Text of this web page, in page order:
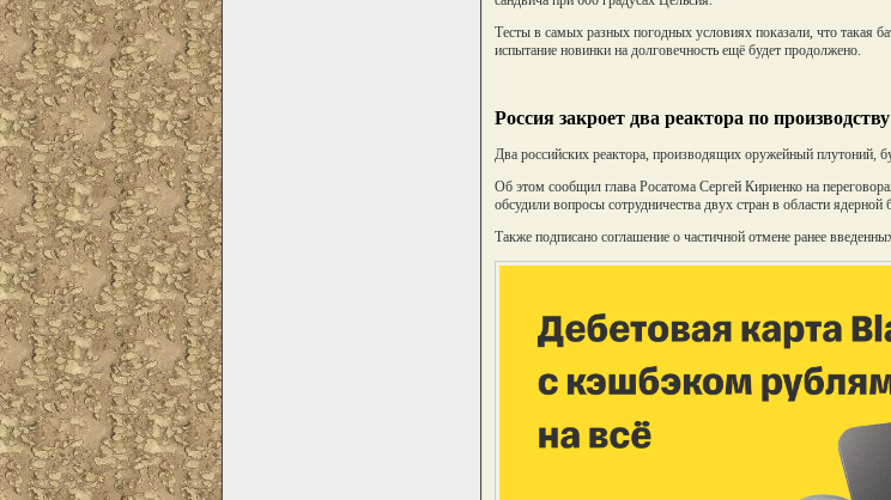
Тесты в самых разных погодных условиях показали, что такая
испытание новинки на долговечность ещё будет продолжено.
Россия закроет два реактора по
Два российских реактора, производящих оружейный плутоний,
Об этом сообщил глава Росатома Сергей Кириенко на
обсудили вопросы сотрудничества двух стран в области ядерной
Также подписано соглашение о частичной отмене ранее